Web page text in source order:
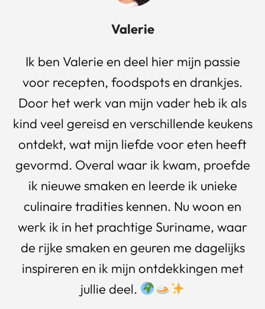
Valerie
Ik ben Valerie en deel hier mijn passie
voor recepten, foodspots en drankjes.
Door het werk van mijn vader heb ik als
kind veel gereisd en verschillende keukens
ontdekt, wat mijn liefde voor eten heeft
gevormd. Overal waar ik kwam, proefde
ik nieuwe smaken en leerde ik unieke
culinaire tradities kennen. Nu woon en
werk ik in het prachtige Suriname, waar
de rijke smaken en geuren me dagelijks
inspireren en ik mijn ontdekkingen met
jullie deel.